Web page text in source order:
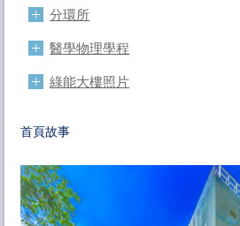
系友專區
法規辦法
表格下載
聯絡方式
分環所
醫學物理學程
綠能大樓照片
首頁故事